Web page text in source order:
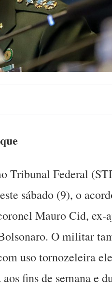
Tribunal Federal
sábado (9), o
Mauro Cid, ex-
O militar
uso tornozeleira
fins de semana e